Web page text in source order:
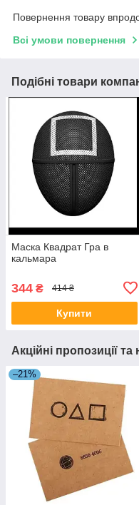
Повернення товару
Всі умови повернення
Подібні товари
Маска Квадрат Гра в
кальмара
344 ₴ 414 ₴
Купити
Акційні пропозиції
–21%